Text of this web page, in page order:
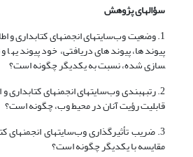
سؤالهای پژوهش
1. وضعیت وب‌سایتهای انجمنهای کتابداری و
سازی شده، نسبت به یکدیگر چگونه است؟
2. رتبه­بندی وب‌سایتهای انجمنهای کتابداری
قابلیت رؤیت آنان در محیط وب، چگونه است؟
3. ضریب تأثیر­گذاری وب‌سایتهای انجمنهای
مقایسه با یکدیگر چگونه است؟